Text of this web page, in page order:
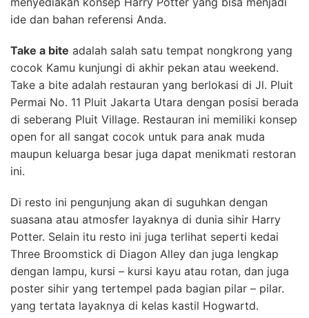
ide dan bahan referensi Anda.
Take a bite adalah salah satu tempat nongkrong yang
cocok Kamu kunjungi di akhir pekan atau weekend.
Take a bite adalah restauran yang berlokasi di Jl. Pluit
Permai No. 11 Pluit Jakarta Utara dengan posisi berada
di seberang Pluit Village. Restauran ini memiliki konsep
open for all sangat cocok untuk para anak muda
maupun keluarga besar juga dapat menikmati restoran
ini.
Di resto ini pengunjung akan di suguhkan dengan
suasana atau atmosfer layaknya di dunia sihir Harry
Potter. Selain itu resto ini juga terlihat seperti kedai
Three Broomstick di Diagon Alley dan juga lengkap
dengan lampu, kursi – kursi kayu atau rotan, dan juga
poster sihir yang tertempel pada bagian pilar – pilar.
yang tertata layaknya di kelas kastil Hogwartd.